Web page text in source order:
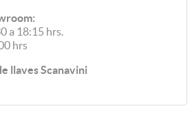
a 18:15 hrs.
hrs
llaves Scanavini